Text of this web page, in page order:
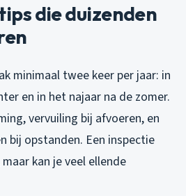
die duizenden
minimaal twee keer per jaar: in
en in het najaar na de zomer.
vervuiling bij afvoeren, en
bij opstanden. Een inspectie
kan je veel ellende